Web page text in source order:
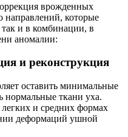
врожденных
направлений, которые
так и в комбинации, в
аномалии:
и реконструкция
оставить минимальные
нормальные ткани уха.
и средних формах
деформаций ушной